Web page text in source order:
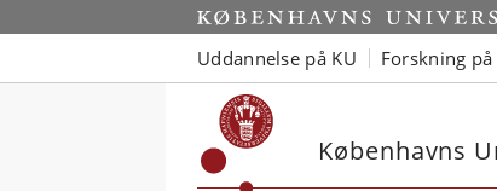
Uddannelse på KU Forskning på
Københavns